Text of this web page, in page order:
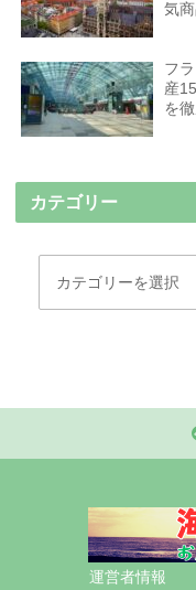
気
フ
産
を
カテゴリー
運営者情報